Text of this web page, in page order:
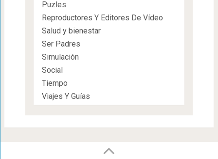
Puzles
Reproductores Y Editores De Vídeo
Salud y bienestar
Ser Padres
Simulación
Social
Tiempo
Viajes Y Guías